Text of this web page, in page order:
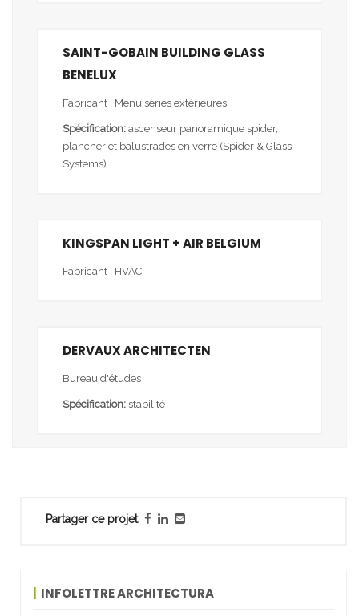
Partager ce projet
INFOLETTRE ARCHITECTURA
SAINT-GOBAIN BUILDING GLASS
BENELUX
Fabricant : Menuiseries extérieures
Spécification: ascenseur panoramique spider,
plancher et balustrades en verre (Spider & Glass
Systems)
KINGSPAN LIGHT + AIR BELGIUM
Fabricant : HVAC
DERVAUX ARCHITECTEN
Bureau d'études
Spécification: stabilité